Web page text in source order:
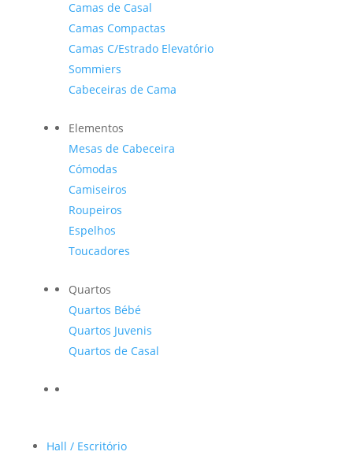
Camas de Casal
Camas Compactas
Camas C/Estrado Elevatório
Sommiers
Cabeceiras de Cama
Elementos
Mesas de Cabeceira
Cómodas
Camiseiros
Roupeiros
Espelhos
Toucadores
Quartos
Quartos Bébé
Quartos Juvenis
Quartos de Casal
Hall / Escritório